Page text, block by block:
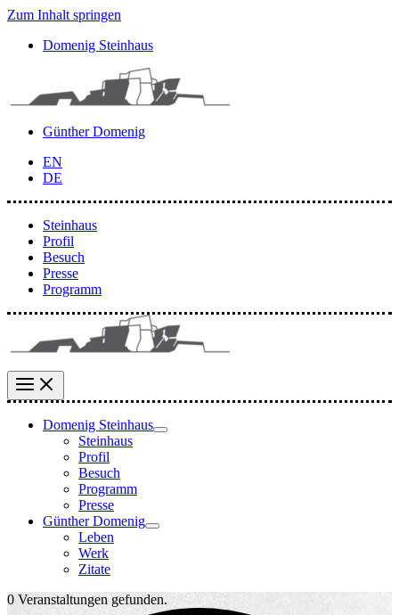
Zum Inhalt springen
Domenig Steinhaus
Günther Domenig
EN
DE
Steinhaus
Profil
Besuch
Presse
Programm
Domenig Steinhaus
Steinhaus
Profil
Besuch
Programm
Presse
Günther Domenig
Leben
Werk
Zitate
0 Veranstaltungen gefunden.